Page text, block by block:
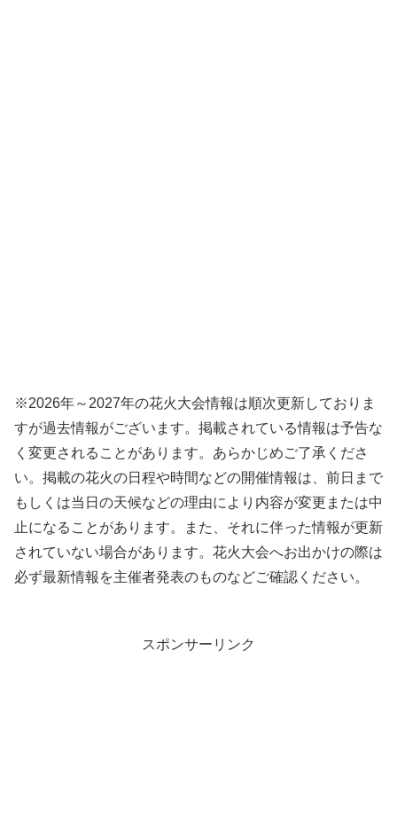
※2026年～2027年の花火大会情報は順次更新しておりま
すが過去情報がございます。掲載されている情報は予告な
く変更されることがあります。あらかじめご了承くださ
い。掲載の花火の日程や時間などの開催情報は、前日まで
もしくは当日の天候などの理由により内容が変更または中
止になることがあります。また、それに伴った情報が更新
されていない場合があります。花火大会へお出かけの際は
必ず最新情報を主催者発表のものなどご確認ください。
スポンサーリンク